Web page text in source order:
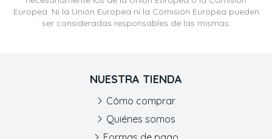
Europea. Ni la Unión Europea ni la Comisión Europea pueden
ser consideradas responsables de las mismas.
NUESTRA TIENDA
Cómo comprar
Quiénes somos